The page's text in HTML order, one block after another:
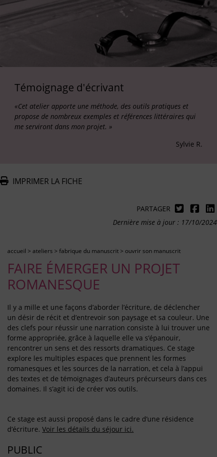
Témoignage d'écrivant
«Cet atelier apporte une méthode, des outils pratiques et
propose de nombreux exemples et références littéraires qui
me serviront dans mon projet. »
Sylvie R.
IMPRIMER LA FICHE
PARTAGER
Dernière mise à jour : 17/10/2024
accueil > ateliers > fabrique du manuscrit> ouvrir son manuscrit
FAIRE ÉMERGER UN PROJET
ROMANESQUE
Il y a mille et une façons d’aborder l’écriture, de déclencher
un désir de récit et d’entrevoir son paysage et sa couleur. Une
des clefs pour réussir une narration consiste à lui trouver une
forme appropriée, grâce à laquelle elle va s’épanouir,
rencontrer un sens et des ressorts dramatiques. Ce stage
explore les multiples espaces que prennent les formes
romanesques et les sources de la narration, et cela à l’appui
des textes et de témoignages d’auteurs précurseurs dans ces
domaines. Il s’agit ici de créer vos outils.
Ce stage est aussi proposé dans le cadre d’une résidence
d’écriture. Voir les détails du séjour ici.
PUBLIC